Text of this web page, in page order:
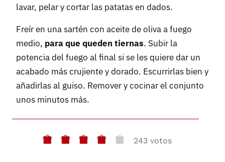
lavar, pelar y cortar las patatas en dados.
Freír en una sartén con aceite de oliva a fuego
medio, para que queden tiernas. Subir la
potencia del fuego al final si se les quiere dar un
acabado más crujiente y dorado. Escurrirlas bien y
añadirlas al guiso. Remover y cocinar el conjunto
unos minutos más.
243 votos